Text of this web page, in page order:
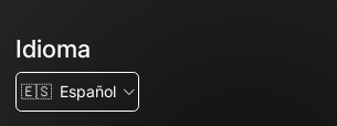
Idioma
🇪🇸 Español